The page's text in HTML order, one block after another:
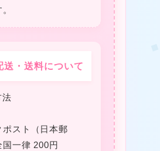
・送料について
法
ポスト（日本郵
国一律 200円